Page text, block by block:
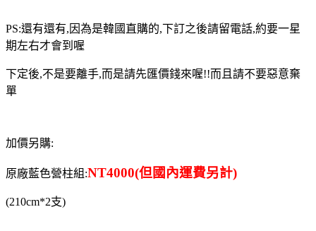
PS:還有還有,因為是韓國直購的,下訂之後請留電話,約要一星
期左右才會到喔
下定後,不是要離手,而是請先匯價錢來喔!!而且請不要惡意棄
單
加價另購:
原廠藍色營柱組:NT4000(但國內運費另計)
(210cm*2支)